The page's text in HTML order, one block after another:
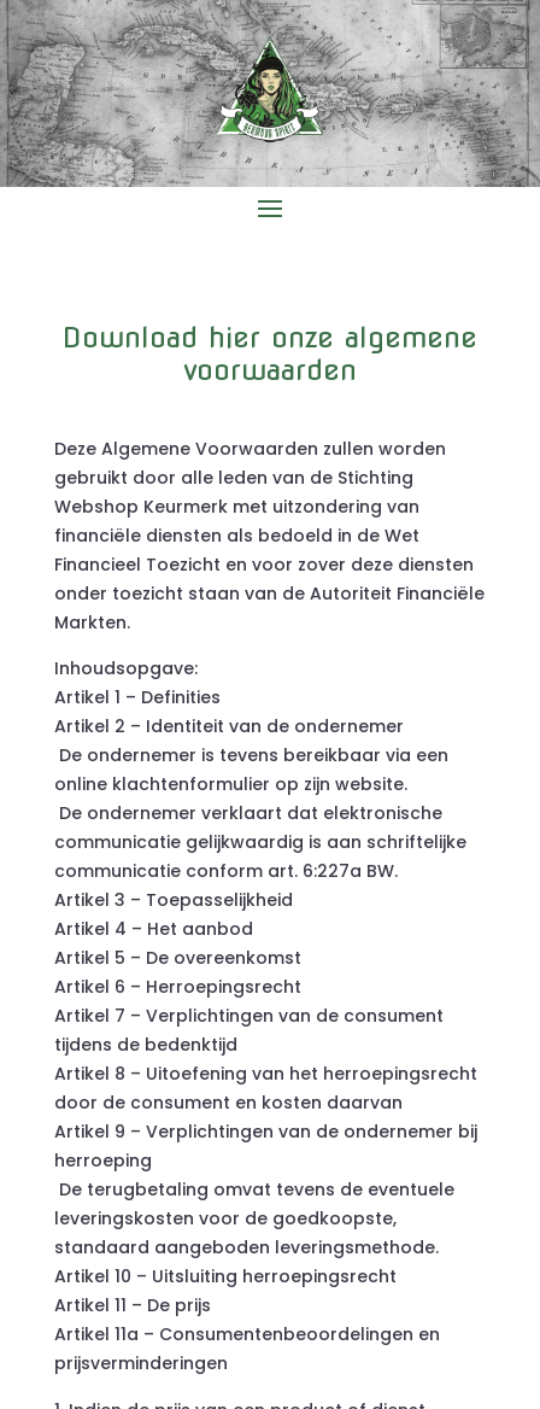
Download hier onze algemene
voorwaarden
Deze Algemene Voorwaarden zullen worden
gebruikt door alle leden van de Stichting
Webshop Keurmerk met uitzondering van
financiële diensten als bedoeld in de Wet
Financieel Toezicht en voor zover deze diensten
onder toezicht staan van de Autoriteit Financiële
Markten.
Inhoudsopgave:
Artikel 1 – Definities
Artikel 2 – Identiteit van de ondernemer
De ondernemer is tevens bereikbaar via een
online klachtenformulier op zijn website.
De ondernemer verklaart dat elektronische
communicatie gelijkwaardig is aan schriftelijke
communicatie conform art. 6:227a BW.
Artikel 3 – Toepasselijkheid
Artikel 4 – Het aanbod
Artikel 5 – De overeenkomst
Artikel 6 – Herroepingsrecht
Artikel 7 – Verplichtingen van de consument
tijdens de bedenktijd
Artikel 8 – Uitoefening van het herroepingsrecht
door de consument en kosten daarvan
Artikel 9 – Verplichtingen van de ondernemer bij
herroeping
De terugbetaling omvat tevens de eventuele
leveringskosten voor de goedkoopste,
standaard aangeboden leveringsmethode.
Artikel 10 – Uitsluiting herroepingsrecht
Artikel 11 – De prijs
Artikel 11a – Consumentenbeoordelingen en
prijsverminderingen